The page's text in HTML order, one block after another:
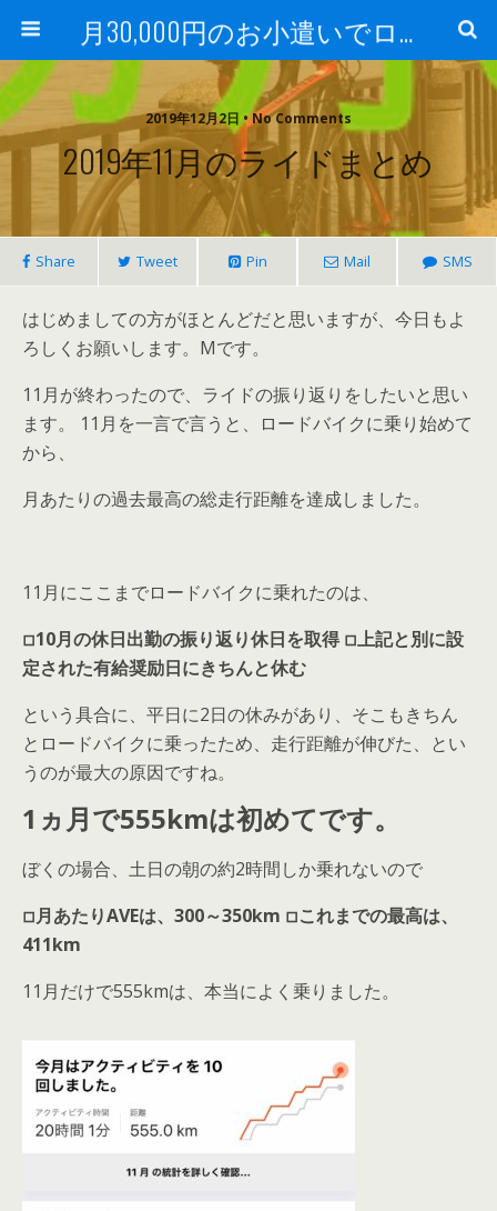
月30,000円のお小遣いでロードバイク
2019年12月2日 • No Comments
2019年11月のライドまとめ
Share Tweet Pin Mail SMS
はじめましての方がほとんどだと思いますが、今日もよ
ろしくお願いします。Mです。
11月が終わったので、ライドの振り返りをしたいと思い
ます。 11月を一言で言うと、ロードバイクに乗り始めて
から、
月あたりの過去最高の総走行距離を達成しました。
11月にここまでロードバイクに乗れたのは、
◽︎10月の休日出勤の振り返り休日を取得 ◽︎上記と別に設
定された有給奨励日にきちんと休む
という具合に、平日に2日の休みがあり、そこもきちん
とロードバイクに乗ったため、走行距離が伸びた、とい
うのが最大の原因ですね。
1ヵ月で555kmは初めてです。
ぼくの場合、土日の朝の約2時間しか乗れないので
◽︎月あたりAVEは、300～350km ◽︎これまでの最高は、
411km
11月だけで555kmは、本当によく乗りました。